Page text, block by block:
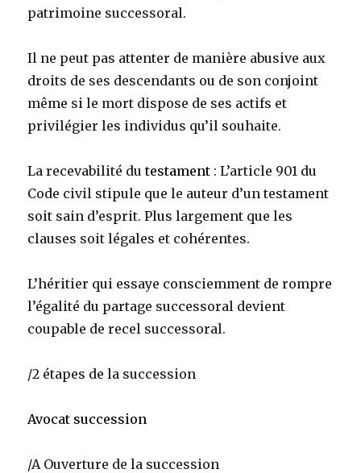
patrimoine successoral.
Il ne peut pas attenter de manière abusive aux
droits de ses descendants ou de son conjoint
même si le mort dispose de ses actifs et
privilégier les individus qu’il souhaite.
La recevabilité dutestament : L’article 901 du
Code civil stipule que le auteur d’un testament
soit sain d’esprit. Plus largement que les
clauses soit légales et cohérentes.
L’héritier qui essaye consciemment de rompre
l’égalité du partage successoral devient
coupable de recel successoral.
/2 étapes de la succession
Avocat succession
/A Ouverture de la succession